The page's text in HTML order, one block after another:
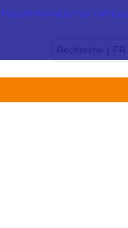
Plus d’information sur notre